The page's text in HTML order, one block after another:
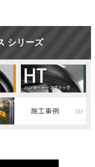
シリーズ